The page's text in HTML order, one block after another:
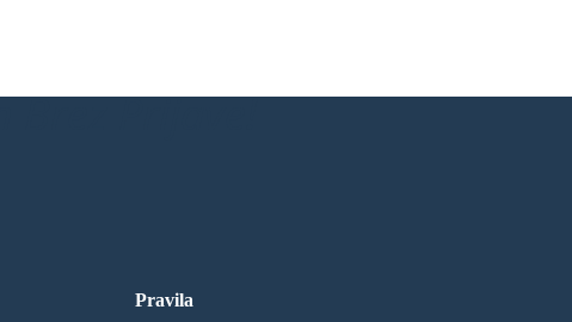
Brez Prijave!
Pravila